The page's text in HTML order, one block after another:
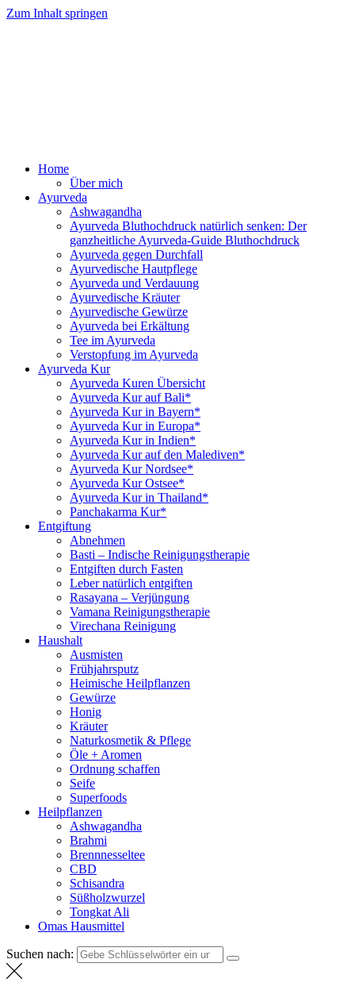
Zum Inhalt springen
Home
Über mich
Ayurveda
Ashwagandha
Ayurveda Bluthochdruck natürlich senken: Der
ganzheitliche Ayurveda-Guide Bluthochdruck
Ayurveda gegen Durchfall
Ayurvedische Hautpflege
Ayurveda und Verdauung
Ayurvedische Kräuter
Ayurvedische Gewürze
Ayurveda bei Erkältung
Tee im Ayurveda
Verstopfung im Ayurveda
Ayurveda Kur
Ayurveda Kuren Übersicht
Ayurveda Kur auf Bali*
Ayurveda Kur in Bayern*
Ayurveda Kur in Europa*
Ayurveda Kur in Indien*
Ayurveda Kur auf den Malediven*
Ayurveda Kur Nordsee*
Ayurveda Kur Ostsee*
Ayurveda Kur in Thailand*
Panchakarma Kur*
Entgiftung
Abnehmen
Basti – Indische Reinigungstherapie
Entgiften durch Fasten
Leber natürlich entgiften
Rasayana – Verjüngung
Vamana Reinigungstherapie
Virechana Reinigung
Haushalt
Ausmisten
Frühjahrsputz
Heimische Heilpflanzen
Gewürze
Honig
Kräuter
Naturkosmetik & Pflege
Öle + Aromen
Ordnung schaffen
Seife
Superfoods
Heilpflanzen
Ashwagandha
Brahmi
Brennnesseltee
CBD
Schisandra
Süßholzwurzel
Tongkat Ali
Omas Hausmittel
Suchen nach: